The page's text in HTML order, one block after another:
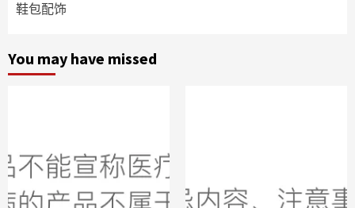
鞋包配饰
You may have missed